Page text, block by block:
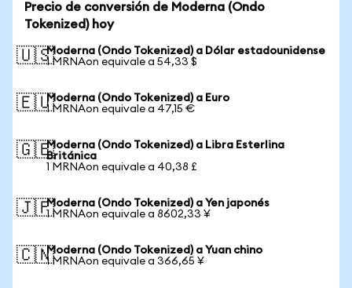
Precio de conversión de Moderna (Ondo
Tokenized) hoy
🇺🇸Moderna (Ondo Tokenized) a Dólar estadounidense
1 MRNAon equivale a 54,33 $
🇪🇺Moderna (Ondo Tokenized) a Euro
1 MRNAon equivale a 47,15 €
🇬🇧Moderna (Ondo Tokenized) a Libra Esterlina
Británica
1 MRNAon equivale a 40,38 £
🇯🇵Moderna (Ondo Tokenized) a Yen japonés
1 MRNAon equivale a 8602,33 ¥
🇨🇳Moderna (Ondo Tokenized) a Yuan chino
1 MRNAon equivale a 366,65 ¥